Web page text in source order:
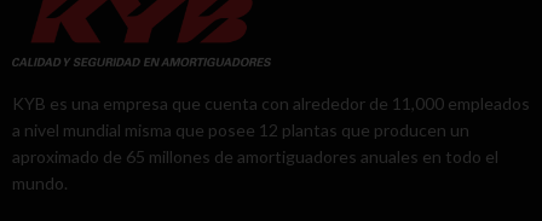
KYB es una empresa que cuenta con alrededor de 11,000 empleados
a nivel mundial misma que posee 12 plantas que producen un
aproximado de 65 millones de amortiguadores anuales en todo el
mundo.